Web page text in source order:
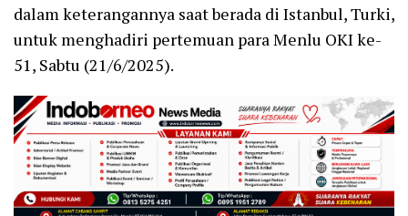
dalam keterangannya saat berada di Istanbul, Turki,
untuk menghadiri pertemuan para Menlu OKI ke-
51, Sabtu (21/6/2025).